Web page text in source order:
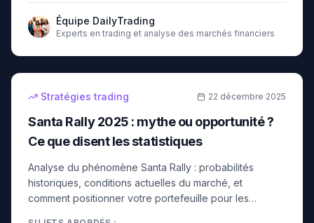
Équipe DailyTrading
Experts en trading et analyse des marchés financiers
9min
Stratégies trading 22 décembre 2025
Santa Rally 2025 : mythe ou opportunité ?
Ce que disent les statistiques
Analyse du phénomène Santa Rally : probabilités
historiques, conditions actuelles du marché, et
comment positionner votre portefeuille pour les